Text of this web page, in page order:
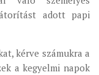
adott papi
kérve számukra a
a kegyelmi napok